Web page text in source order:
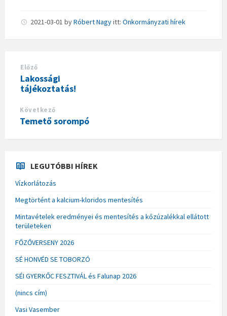
2021-03-01 byRóbert Nagyitt: Önkormányzati hírek
Előző
Lakossági
tájékoztatás!
Következő
Temető sorompó
LEGUTÓBBI HÍREK
Vízkorlátozás
Megtörtént a kalcium-kloridos mentesítés
Mintavételek eredményei és mentesítés a kőzúzalékkal ellátott
területeken
FŐZŐVERSENY 2026
SÉ HONVÉD SE TOBORZÓ
SÉI GYERKŐC FESZTIVÁL és Falunap 2026
(nincs cím)
Vasi Vasember